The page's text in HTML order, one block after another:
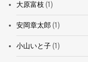
大原富枝 (1)
安岡章太郎 (1)
小山いと子(1)